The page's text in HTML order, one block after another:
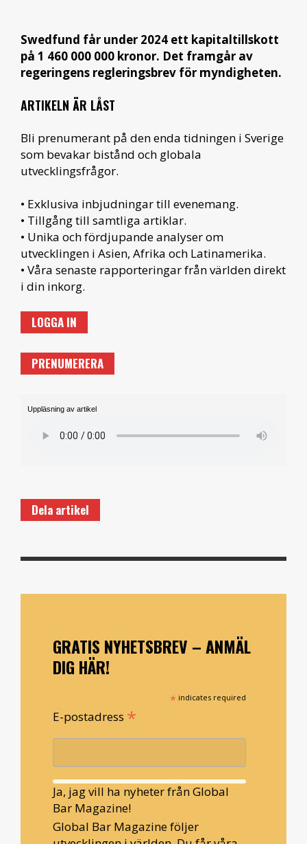
Swedfund får under 2024 ett kapitaltillskott
på 1 460 000 000 kronor. Det framgår av
regeringens regleringsbrev för myndigheten.
ARTIKELN ÄR LÅST
Bli prenumerant på den enda tidningen i Sverige
som bevakar bistånd och globala
utvecklingsfrågor.
• Exklusiva inbjudningar till evenemang.
• Tillgång till samtliga artiklar.
• Unika och fördjupande analyser om
utvecklingen i Asien, Afrika och Latinamerika.
• Våra senaste rapporteringar från världen direkt
i din inkorg.
LOGGA IN
PRENUMERERA
Uppläsning av artikel
Dela artikel
GRATIS NYHETSBREV – ANMÄL
DIG HÄR!
* indicates required
E-postadress *
Ja, jag vill ha nyheter från Global
Bar Magazine!
Global Bar Magazine följer